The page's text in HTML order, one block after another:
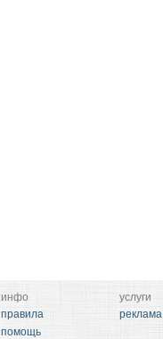
инфо
правила
помощь
услуги
реклама